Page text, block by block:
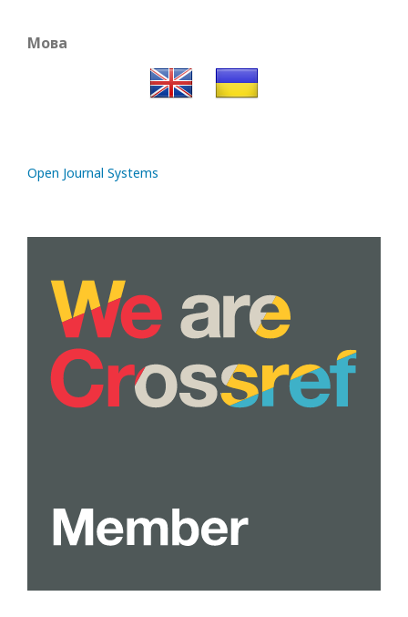
Мова
Open Journal Systems